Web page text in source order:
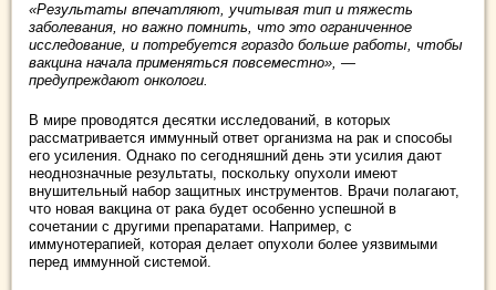
«Результаты впечатляют, учитывая тип и тяжесть
заболевания, но важно помнить, что это ограниченное
исследование, и потребуется гораздо больше работы, чтобы
вакцина начала применяться повсеместно», —
предупреждают онкологи.
В мире проводятся десятки исследований, в которых
рассматривается иммунный ответ организма на рак и способы
его усиления. Однако по сегодняшний день эти усилия дают
неоднозначные результаты, поскольку опухоли имеют
внушительный набор защитных инструментов. Врачи полагают,
что новая вакцина от рака будет особенно успешной в
сочетании с другими препаратами. Например, с
иммунотерапией, которая делает опухоли более уязвимыми
перед иммунной системой.